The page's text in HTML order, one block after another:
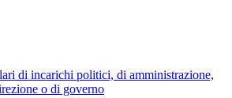
di incarichi politici, di amministrazione,
o di governo